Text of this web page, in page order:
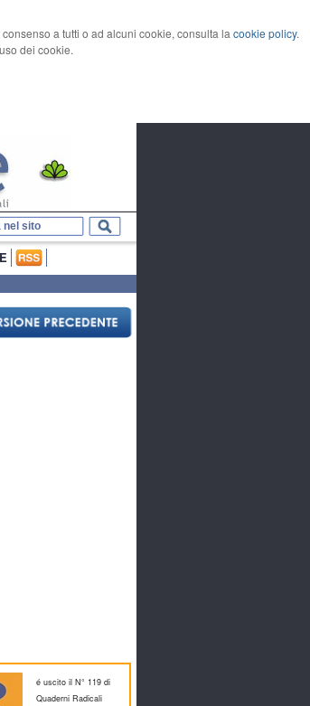
a tutti o ad alcuni cookie, consulta la cookie policy.
dei cookie.
é uscito il N° 119 di
Quaderni Radicali